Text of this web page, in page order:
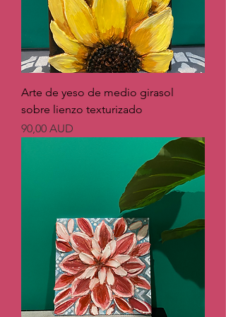
Arte de yeso de medio girasol
sobre lienzo texturizado
Precio
90,00 AUD